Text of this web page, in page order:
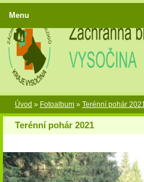
Úvod » Fotoalbum » Terénní pohár 2021
Terénní pohár 2021
Menu